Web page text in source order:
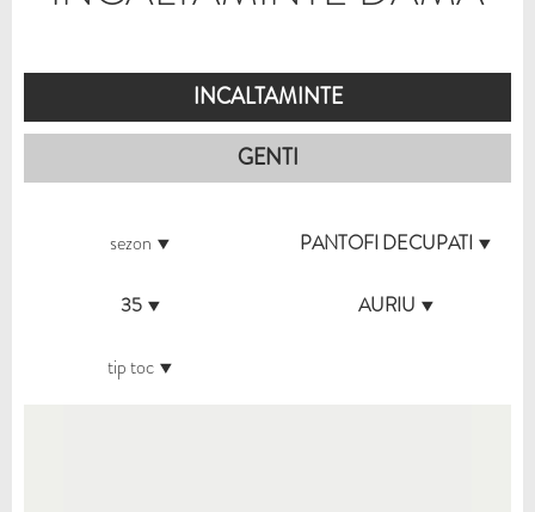
INCALTAMINTE
GENTI
sezon PANTOFI DECUPATI
35 AURIU
tip toc